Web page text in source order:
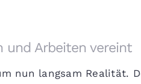
und Arbeiten vereint
nun langsam Realität.